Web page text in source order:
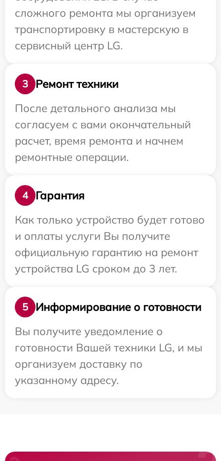
сложного ремонта мы организуем
транспортировку в мастерскую в
сервисный центр LG.
3
Ремонт техники
После детального анализа мы
согласуем с вами окончательный
расчет, время ремонта и начнем
ремонтные операции.
4
Гарантия
Как только устройство будет готово
и оплаты услуги Вы получите
официальную гарантию на ремонт
устройства LG сроком до 3 лет.
5
Информирование о готовности
Вы получите уведомление о
готовности Вашей техники LG, и мы
организуем доставку по
указанному адресу.